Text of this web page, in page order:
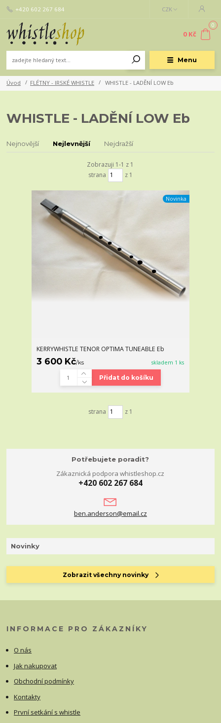
Menu
CZK
+420 602 267 684
0
0 Kč
Úvod FLÉTNY - IRSKÉ WHISTLE WHISTLE - LADĚNÍ LOW Eb
WHISTLE - LADĚNÍ LOW Eb
Nejnovější Nejlevnější Nejdražší
Zobrazuji 1-1 z 1
strana
z 1
Novinka
KERRYWHISTLE TENOR OPTIMA TUNEABLE Eb
3 600 Kč/ks skladem 1 ks
Přidat do košíku
strana z 1
Potřebujete poradit?
Zákaznická podpora whistleshop.cz
+420 602 267 684
ben.anderson@email.cz
Novinky
Zobrazit všechny novinky
INFORMACE PRO ZÁKAZNÍKY
O nás
Jak nakupovat
Obchodní podmínky
Kontakty
První setkání s whistle